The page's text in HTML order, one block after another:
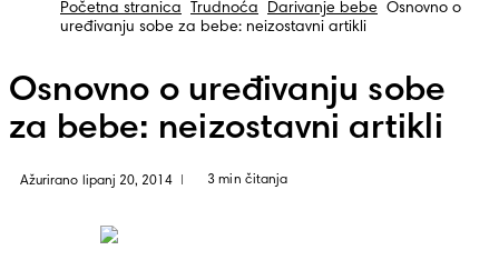
Početna stranica Trudnoća Darivanje bebe Osnovno o
uređivanju sobe za bebe: neizostavni artikli
Osnovno o uređivanju sobe
za bebe: neizostavni artikli
Ažurirano lipanj 20, 2014 3 min čitanja